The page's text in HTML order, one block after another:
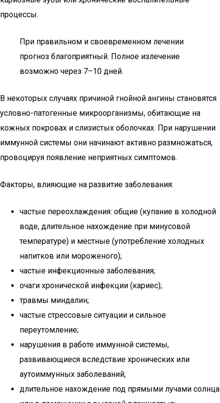
процессы.
При правильном и своевременном лечении
прогноз благоприятный. Полное излечение
возможно через 7–10 дней.
В некоторых случаях причиной гнойной ангины становятся
условно-патогенные микроорганизмы, обитающие на
кожных покровах и слизистых оболочках. При нарушении
иммунной системы они начинают активно размножаться,
провоцируя появление неприятных симптомов.
Факторы, влияющие на развитие заболевания:
частые переохлаждения: общие (купание в холодной
воде, длительное нахождение при минусовой
температуре) и местные (употребление холодных
напитков или мороженого);
частые инфекционные заболевания;
очаги хронической инфекции (кариес);
травмы миндалин;
частые стрессовые ситуации и сильное
переутомление;
нарушения в работе иммунной системы,
развивающиеся вследствие хронических или
аутоиммунных заболеваний;
длительное нахождение под прямыми лучами солнца